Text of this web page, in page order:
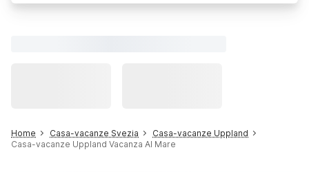
Home Casa-vacanze Svezia
Casa-vacanze Uppland
Casa-vacanze Uppland Vacanza Al Mare